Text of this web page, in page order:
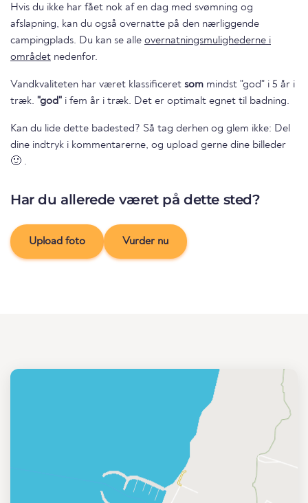
Hvis du ikke har fået nok af en dag med svømning og
afslapning, kan du også overnatte på den nærliggende
campingplads. Du kan se alle overnatningsmulighederne i
området nedenfor.
Vandkvaliteten har været klassificeret som mindst "god" i 5 år i
træk. "god" i fem år i træk. Det er optimalt egnet til badning.
Kan du lide dette badested? Så tag derhen og glem ikke: Del
dine indtryk i kommentarerne, og upload gerne dine billeder
🙂 .
Har du allerede været på dette sted?
Upload foto Vurder nu